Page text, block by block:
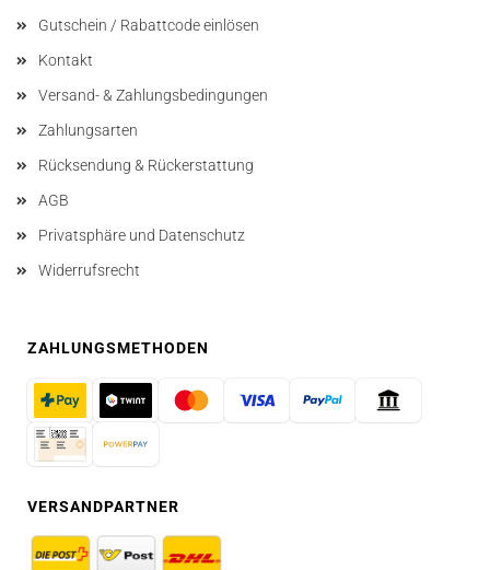
Gutschein / Rabattcode einlösen
Kontakt
Versand- & Zahlungsbedingungen
Zahlungsarten
Rücksendung & Rückerstattung
AGB
Privatsphäre und Datenschutz
Widerrufsrecht
ZAHLUNGSMETHODEN
VERSANDPARTNER